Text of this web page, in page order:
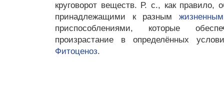
круговорот веществ. Р. с., как правило,
принадлежащими к разным
приспособлениями, которые
произрастание в определённых
Фитоценоз.